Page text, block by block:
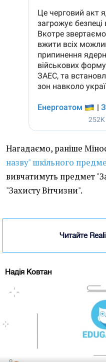
Нагадаємо, раніше
назву" шкільного
вивчатимуть предмет
"Захисту Вітчизни".
Читайте
Надія Ковтан